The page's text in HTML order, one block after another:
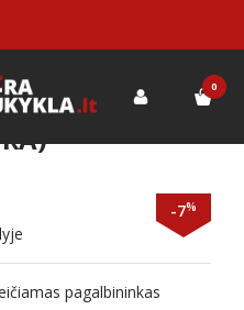
0
(dujos, elektra)
UNIVERSALUS
-7%
pagalbininkas